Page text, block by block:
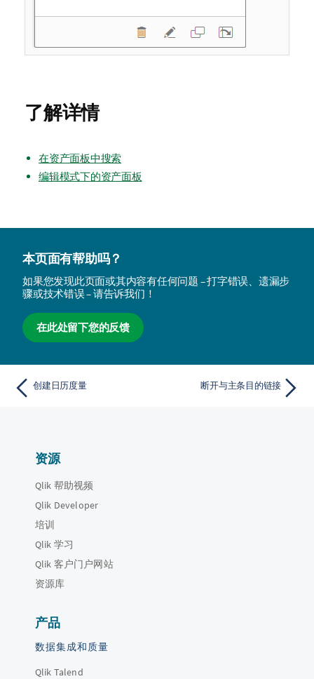
了解详情
在资产面板中搜索
编辑模式下的资产面板
本页面有帮助吗？
如果您发现此页面或其内容有任何问题 – 打字错误、遗漏步
骤或技术错误 – 请告诉我们！
在此处留下您的反馈
创建日历度量 断开与主条目的链接
资源
Qlik 帮助视频
Qlik Developer
培训
Qlik 学习
Qlik 客户门户网站
资源库
产品
数据集成和质量
Qlik Talend